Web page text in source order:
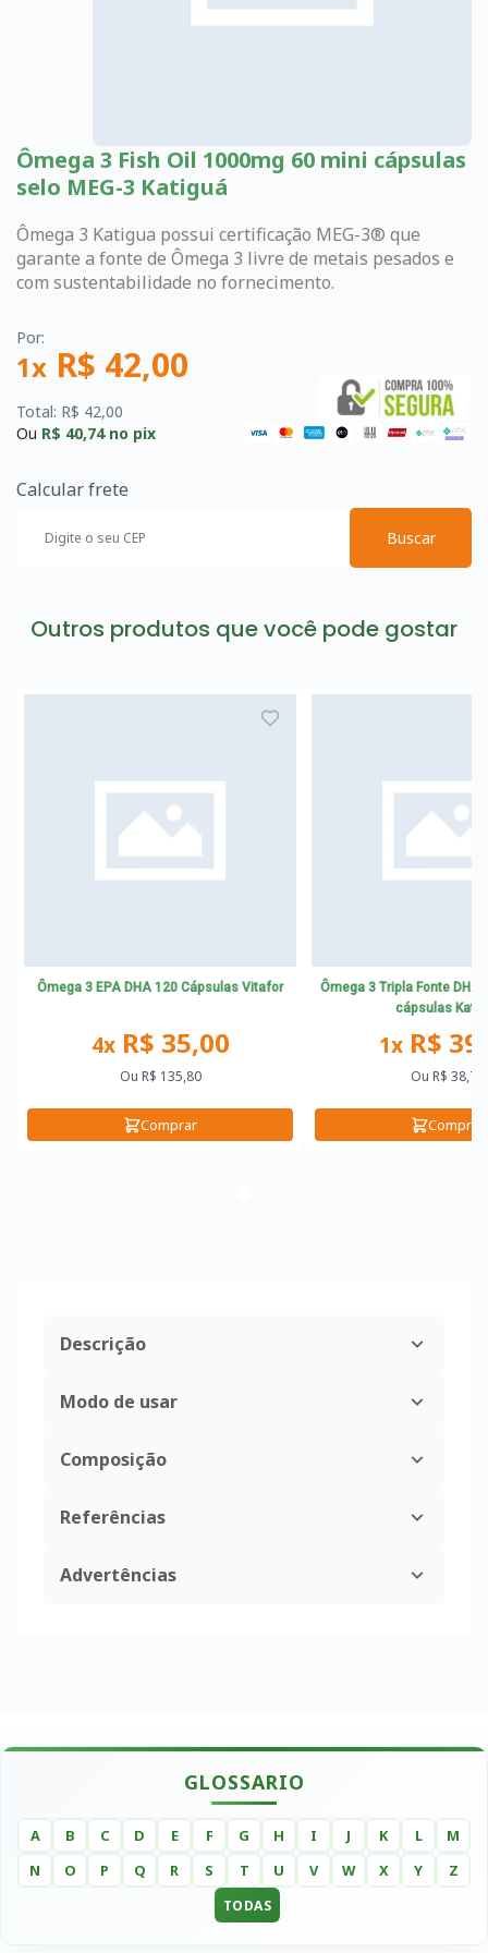
Ômega 3 Fish Oil 1000mg 60 mini cápsulas
selo MEG-3 Katiguá
Ômega 3 Katigua possui certificação MEG-3® que
garante a fonte de Ômega 3 livre de metais pesados e
com sustentabilidade no fornecimento.
Por:
1x R$ 42,00
Total: R$ 42,00
Ou R$ 40,74no pix
Calcular frete
Buscar
Outros produtos que você pode gostar
Ômega 3 EPA DHA 120 Cápsulas Vitafor
4xR$ 35,00
Ou R$ 135,80
Comprar
Ômega 3 Tripla Fonte DHA
cápsulas
1xR$
Ou R$ 38,70
Comprar
Descrição
Modo de usar
Composição
Referências
Advertências
GLOSSARIO
A B C D E F G H I J K L
M
N
O P Q R S T U V W X Y Z
TODAS